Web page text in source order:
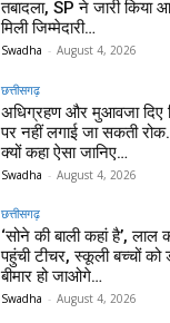
तबादला, SP ने जारी किया
मिली जिम्मेदारी…
Swadha - August 4, 2026
छत्तीसगढ़
अधिग्रहण और मुआवजा दिए
पर नहीं लगाई जा सकती
क्यों कहा ऐसा जानिए…
Swadha - August 4, 2026
छत्तीसगढ़
‘सोने की बाली कहां है’,
पहुंची टीचर, स्कूली बच्चों को
बीमार हो जाओगे…
Swadha - August 4, 2026